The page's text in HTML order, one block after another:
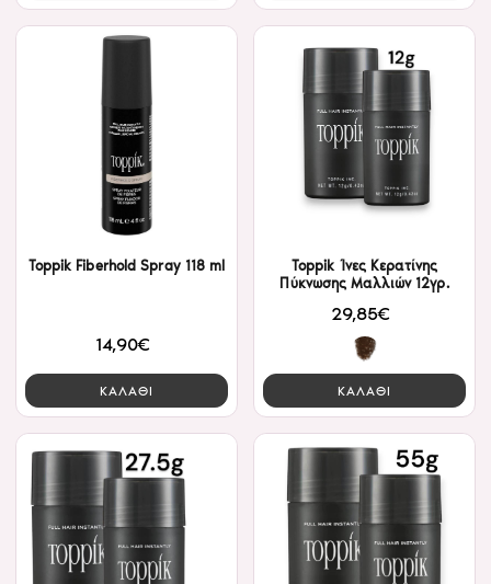
Toppik Fiberhold Spray 118 ml
14,90€
ΚΑΛΑΘΙ
Toppik Ίνες Κερατίνης
Πύκνωσης Μαλλιών 12γρ.
29,85€
ΚΑΛΑΘΙ